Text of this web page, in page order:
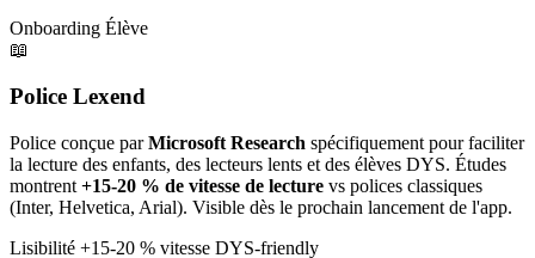
Onboarding Élève
📖
Police Lexend
Police conçue parMicrosoft Research spécifiquement pour faciliter
la lecture des enfants, des lecteurs lents et des élèves DYS. Études
montrent +15-20 % de vitesse de lecture vs polices classiques
(Inter, Helvetica, Arial). Visible dès le prochain lancement de l'app.
Lisibilité +15-20 % vitesse DYS-friendly